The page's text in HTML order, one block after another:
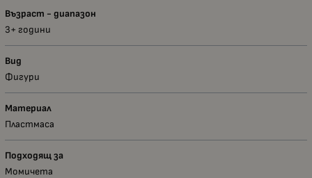
Възраст - диапазон
3+ години
Вид
Фигури
Материал
Пластмаса
Подходящ за
Момичета